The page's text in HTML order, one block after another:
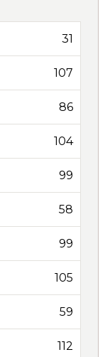
31
107
86
104
99
58
99
105
59
112